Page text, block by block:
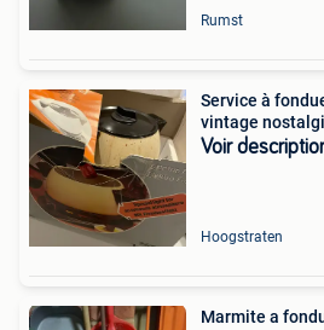
Rumst
Service à
vintage
Voir
Hoogstraten
Marmite